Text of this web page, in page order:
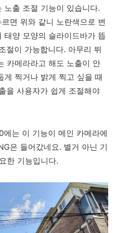
노출 조절 기능이 있습니다.
면 위와 같니 노란색으로 변
태양 모양의 슬라이드바가 뜹
절이 가능합니다. 아무리 뛰
카메라라고 해도 노출이 안
게 찍거나 밝게 찍고 싶을 때
을 사용자가 쉽게 조절해야
는 이 기능이 메인 카메라에
은 들어갔네요. 별거 아닌 기
한 기능입니다.